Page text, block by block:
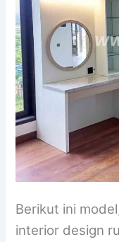
Berikut ini
interior design